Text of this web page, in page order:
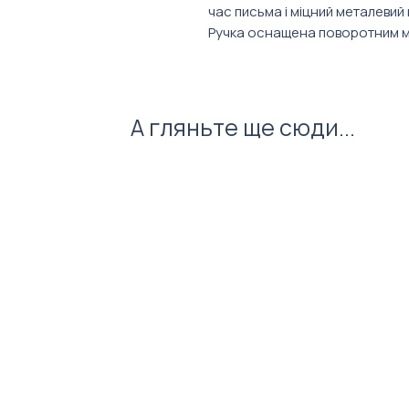
час письма і міцний металевий
Ручка оснащена поворотним
А гляньте ще сюди...